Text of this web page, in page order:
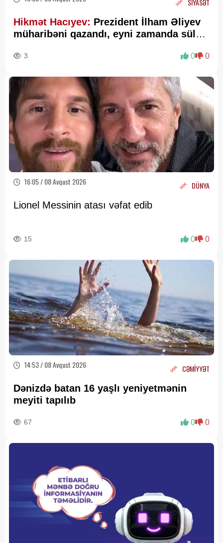
Hikmət Hacıyev: Prezident İlham Əliyev
müharibəni qazandı, eyni zamanda sülhü
3 0 0
16:05 / 08 Avqust 2026 DÜNYA
Lionel Messinin atası vəfat edib
15 0 0
14:53 / 08 Avqust 2026 CƏMİYYƏT
Dənizdə batan 16 yaşlı yeniyetmənin
meyiti tapılıb
67 0 0